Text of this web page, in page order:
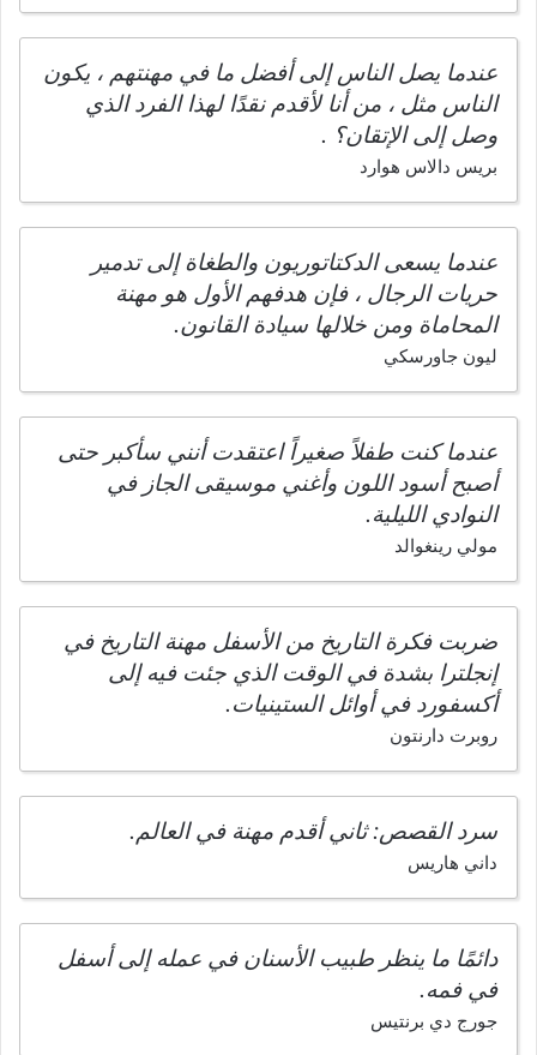
عندما يصل الناس إلى أفضل ما في مهنتهم ، يكون
الناس مثل ، من أنا لأقدم نقدًا لهذا الفرد الذي
وصل إلى الإتقان؟ .
بريس دالاس هوارد
عندما يسعى الدكتاتوريون والطغاة إلى تدمير
حريات الرجال ، فإن هدفهم الأول هو مهنة
المحاماة ومن خلالها سيادة القانون.
ليون جاورسكي
عندما كنت طفلاً صغيراً اعتقدت أنني سأكبر حتى
أصبح أسود اللون وأغني موسيقى الجاز في
النوادي الليلية.
مولي رينغوالد
ضربت فكرة التاريخ من الأسفل مهنة التاريخ في
إنجلترا بشدة في الوقت الذي جئت فيه إلى
أكسفورد في أوائل الستينيات.
روبرت دارنتون
سرد القصص: ثاني أقدم مهنة في العالم.
داني هاريس
دائمًا ما ينظر طبيب الأسنان في عمله إلى أسفل
في فمه.
جورج دي برنتيس